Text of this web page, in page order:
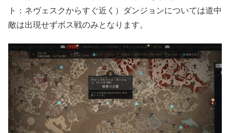
ト：ネヴェスクからすぐ近く）ダンジョンについては道中
敵は出現せずボス戦のみとなります。